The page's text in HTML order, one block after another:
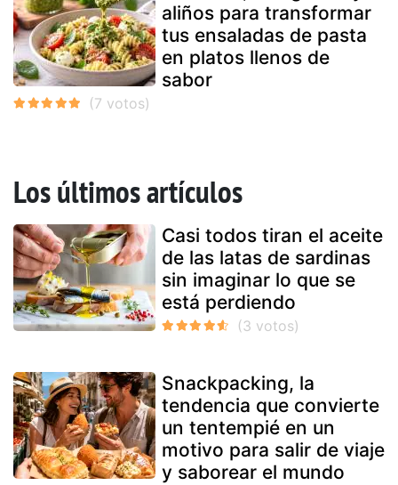
aliños para transformar
tus ensaladas de pasta
en platos llenos de
sabor
Los últimos artículos
Casi todos tiran el aceite
de las latas de sardinas
sin imaginar lo que se
está perdiendo
Snackpacking, la
tendencia que convierte
un tentempié en un
motivo para salir de viaje
y saborear el mundo